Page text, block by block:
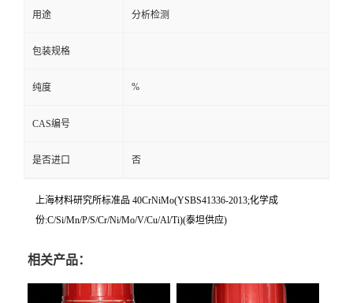
用途 分析检测
包装规格
纯度 %
CAS编号
是否进口 否
上海材料研究所标准品 40CrNiMo(YSBS41336-2013;化学成
份:C/Si/Mn/P/S/Cr/Ni/Mo/V/Cu/Al/Ti)(泰坦供应)
相关产品：